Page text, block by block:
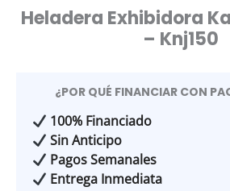
Heladera Exhibidora
– Knj150
¿POR QUÉ FINANCIAR CON
100% Financiado
Sin Anticipo
Pagos Semanales
Entrega Inmediata